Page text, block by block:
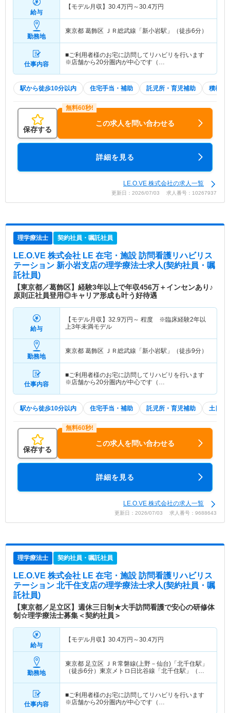
給与
【モデル月収】 30.4万円～30.4万円
勤務地
東京都 葛飾区 ＪＲ総武線「新小岩駅」（徒歩6分）
仕事内容
■ご利用者様のお宅に訪問してリハビリを行います
※店舗から20分圏内が中心です（…
駅から徒歩10分以内 住宅手当・補助 託児所・育児補助 積極採
保存する
この求人を問い合わせる
詳細を見る
LE.O.VE 株式会社の求人一覧
更新日：2026/07/03 求人番号：10267937
理学療法士 契約社員・嘱託社員
LE.O.VE 株式会社 LE 在宅・施設 訪問看護リハビリス
テーション 新小岩支店の理学療法士求人(契約社員・嘱
託社員)
【東京都／葛飾区】経験3年以上で年収456万＋インセンあり♪
原則正社員登用◎キャリア形成も叶う好待遇
給与
【モデル月収】 32.9万円～ 程度 ※臨床経験2年以
上3年未満モデル
勤務地
東京都 葛飾区 ＪＲ総武線「新小岩駅」（徒歩9分）
仕事内容
■ご利用者様のお宅に訪問してリハビリを行います
※店舗から20分圏内が中心です（…
駅から徒歩10分以内 住宅手当・補助 託児所・育児補助 土日祝
保存する
この求人を問い合わせる
詳細を見る
LE.O.VE 株式会社の求人一覧
更新日：2026/07/03 求人番号：9688643
理学療法士 契約社員・嘱託社員
LE.O.VE 株式会社 LE 在宅・施設 訪問看護リハビリス
テーション 北千住支店の理学療法士求人(契約社員・嘱
託社員)
【東京都／足立区】週休三日制★大手訪問看護で安心の研修体
制☆理学療法士募集＜契約社員＞
給与
【モデル月収】 30.4万円～30.4万円
勤務地
東京都 足立区 ＪＲ常磐線(上野－仙台)「北千住駅」
（徒歩6分）東京メトロ日比谷線「北千住駅」（徒
仕事内容
■ご利用者様のお宅に訪問してリハビリを行います
※店舗から20分圏内が中心です（…